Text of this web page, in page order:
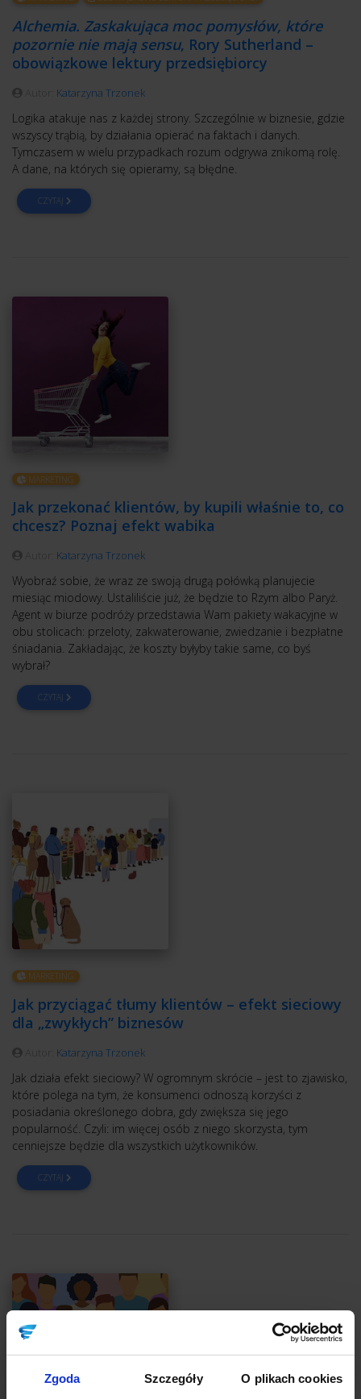
Zgoda Szczegóły O plikach cookies
Alchemia. Zaskakująca moc pomysłów, które
pozornie nie mają sensu, Rory Sutherland –
obowiązkowe lektury przedsiębiorcy
Katarzyna Trzonek
Logika atakuje nas z każdej strony. Szczególnie w biznesie, gdzie
wszyscy trąbią, by działania opierać na faktach i danych.
Tymczasem w wielu przypadkach rozum odgrywa znikomą rolę.
A dane, na których się opieramy, są błędne.
CZYTAJ
MARKETING
Jak przekonać klientów, by kupili właśnie to, co
chcesz? Poznaj efekt wabika
Katarzyna Trzonek
Wyobraź sobie, że wraz ze swoją drugą połówką planujecie
miesiąc miodowy. Ustaliliście już, że będzie to Rzym albo Paryż.
Agent w biurze podróży przedstawia Wam pakiety wakacyjne w
obu stolicach: przeloty, zakwaterowanie, zwiedzanie i bezpłatne
śniadania. Zakładając, że koszty byłyby takie same, co byś
wybrał?
CZYTAJ
MARKETING
Jak przyciągać tłumy klientów – efekt sieciowy
dla „zwykłych” biznesów
Katarzyna Trzonek
Jak działa efekt sieciowy? W ogromnym skrócie – jest to zjawisko,
które polega na tym, że konsumenci odnoszą korzyści z
posiadania określonego dobra, gdy zwiększa się jego
popularność. Czyli: im więcej osób z niego skorzysta, tym
cenniejsze będzie dla wszystkich użytkowników.
CZYTAJ